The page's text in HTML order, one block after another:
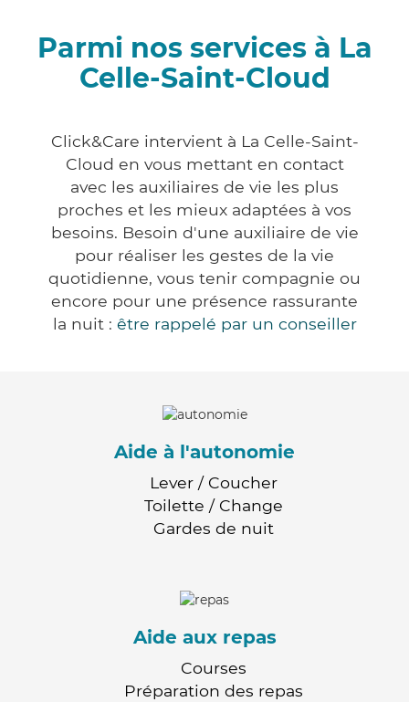
Parmi nos services à La
Celle-Saint-Cloud
Click&Care intervient à La Celle-Saint-
Cloud en vous mettant en contact
avec les auxiliaires de vie les plus
proches et les mieux adaptées à vos
besoins. Besoin d'une auxiliaire de vie
pour réaliser les gestes de la vie
quotidienne, vous tenir compagnie ou
encore pour une présence rassurante
la nuit : être rappelé par un conseiller
Aide à l'autonomie
Lever / Coucher
Toilette / Change
Gardes de nuit
Aide aux repas
Courses
Préparation des repas